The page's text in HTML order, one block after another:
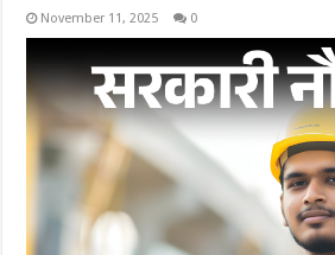
November 11, 2025 0